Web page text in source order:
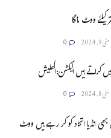
ووٹ مانگا
مئی 9, 2024 0
کراتے ہیں الیکشن:اکھلیش
مئی 8, 2024 0
انڈیا اتحاد کو کر رہے ہیں ووٹ